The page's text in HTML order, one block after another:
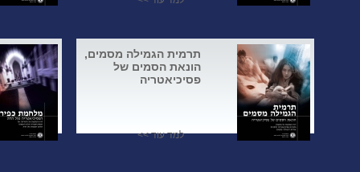
תרמית הגמילה מסמים,
הונאת הסמים של
פסיכיאטריה
למד עוד >>